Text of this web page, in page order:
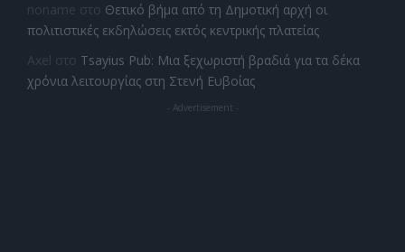
noname στο Θετικό βήμα από τη Δημοτική αρχή οι
πολιτιστικές εκδηλώσεις εκτός κεντρικής πλατείας
Axel στο Tsayius Pub: Μια ξεχωριστή βραδιά για τα δέκα
χρόνια λειτουργίας στη Στενή Ευβοίας
- Advertisement -